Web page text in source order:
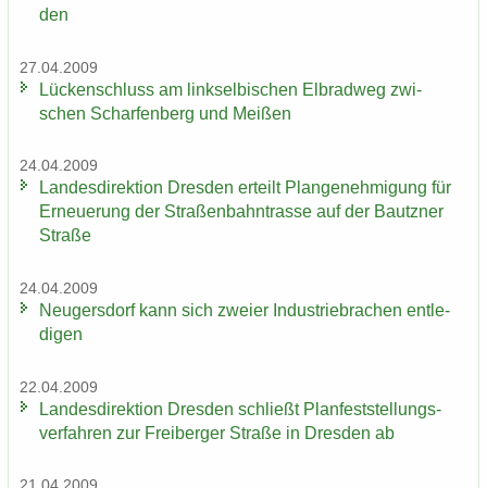
den
27.04.2009
Lü­cken­schluss am linksel­bi­schen El­brad­weg zwi­
schen Schar­fen­berg und Mei­ßen
24.04.2009
Lan­des­di­rek­ti­on Dres­den er­teilt Plan­ge­neh­mi­gung für
Er­neue­rung der Stra­ßen­bahn­tras­se auf der Bautz­ner
Stra­ße
24.04.2009
Neu­gers­dorf kann sich zwei­er In­dus­trie­bra­chen ent­le­
di­gen
22.04.2009
Lan­des­di­rek­ti­on Dres­den schließt Plan­fest­stel­lungs­
ver­fah­ren zur Frei­ber­ger Stra­ße in Dres­den ab